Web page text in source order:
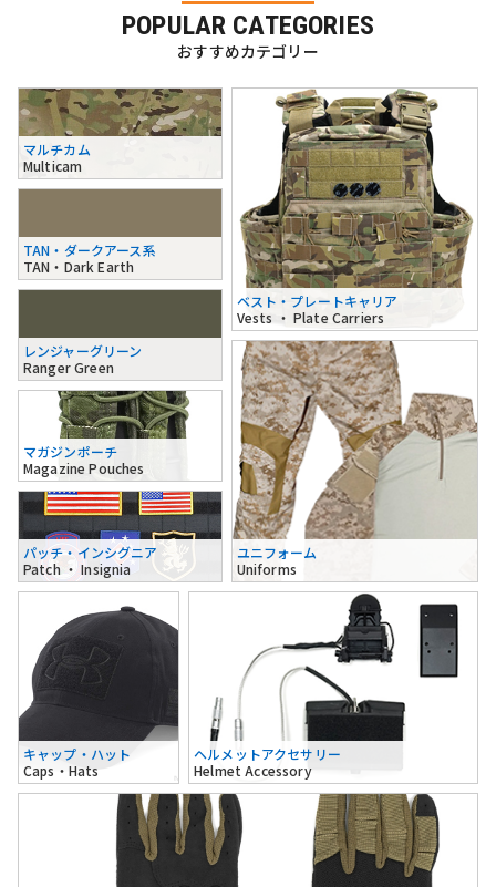
POPULAR CATEGORIES
おすすめカテゴリー
マルチカム
Multicam
TAN・ダークアース系
TAN・Dark Earth
レンジャーグリーン
Ranger Green
ベスト・プレートキャリア
Vests ・ Plate Carriers
マガジンポーチ
Magazine Pouches
パッチ・インシグニア
Patch ・ Insignia
ユニフォーム
Uniforms
キャップ・ハット
Caps・Hats
ヘルメットアクセサリー
Helmet Accessory